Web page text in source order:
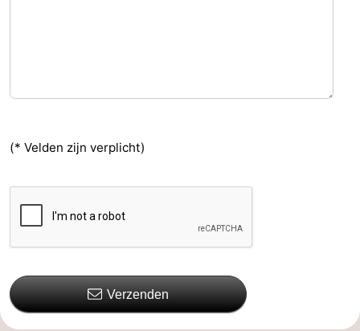
(* Velden zijn verplicht)
Verzenden